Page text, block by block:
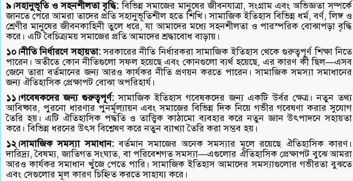
৯।সহানুভূতি ও সহনশীলতা বৃদ্ধি: বিভিন্ন সমাজের মানুষের জীবনযাত্রা, সংগ্রাম এবং অভিজ্ঞতা সম্পর্কে
জানতে পেরে আমরা তাদের প্রতি সহানুভূতিশীল হতে শিখি। সামাজিক ইতিহাস বিভিন্ন ধর্ম, বর্ণ, লিঙ্গ ও
শ্রেণীর মানুষের জীবনকাহিনী তুলে ধরে, যা আমাদের মধ্যে সহনশীলতা ও পারস্পরিক বোঝাপড়া বৃদ্ধি
করে। এটি বৈচিত্র্যময় সমাজের প্রতি আমাদের শ্রদ্ধাবোধ বাড়ায়।
১০।নীতি নির্ধারণে সহায়তা:সরকারের নীতি নির্ধারকরা সামাজিক ইতিহাস থেকে গুরুত্বপূর্ণ শিক্ষা নিতে
পারেন। অতীতে কোন নীতিগুলো সফল হয়েছে এবং কোনগুলো ব্যর্থ হয়েছে, এর কারণ কী ছিল—এসব
জেনে তারা বর্তমানের জন্য আরও কার্যকর নীতি প্রণয়ন করতে পারেন। সামাজিক সমস্যা সমাধানের
জন্য ঐতিহাসিক প্রেক্ষাপট বোঝা অপরিহার্য।
১১।গবেষকদের জন্য গুরুত্বপূর্ণ: সামাজিক ইতিহাস গবেষকদের জন্য একটি উর্বর ক্ষেত্র। নতুন তথ্য
আবিষ্কার, পুরনো ধারণার পুনর্মূল্যায়ন এবং সমাজের বিভিন্ন দিক নিয়ে গভীর গবেষণা করার সুযোগ
তৈরি হয়। এটি ঐতিহাসিক পদ্ধতি ও তাত্ত্বিক কাঠামো ব্যবহার করে নতুন জ্ঞান উৎপাদনে সহায়তা
করে। বিভিন্ন ধরনের উৎস বিশ্লেষণ করে নতুন ব্যাখ্যা তৈরি করা সম্ভব হয়।
১২।সামাজিক সমস্যা সমাধান:বর্তমান সমাজের অনেক সমস্যার মূলে রয়েছে ঐতিহাসিক কারণ।
দারিদ্র্য, বৈষম্য, জাতিগত সংঘাত, বা পরিবেশগত সমস্যা—এগুলোর ঐতিহাসিক প্রেক্ষাপট বুঝে আমরা
আরও কার্যকর সমাধান খুঁজে পেতে পারি। সামাজিক ইতিহাস আমাদের সমস্যাগুলোর গভীরতা বুঝতে
এবং সেগুলোর মূল কারণ চিহ্নিত করতে সাহায্য করে।